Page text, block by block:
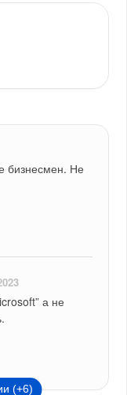
бизнесмен. Не
а не
(+6)